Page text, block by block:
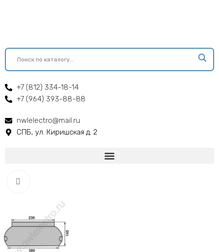
+7 (812) 334-18-14
+7 (964) 393-88-88
nwlelectro@mail.ru
СПБ, ул. Киришская д. 2